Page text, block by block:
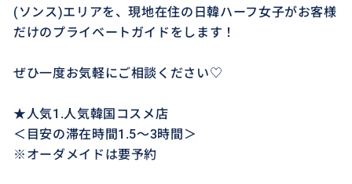
(ソンス)エリアを、現地在住の日韓ハーフ女子がお客様
だけのプライベートガイドをします！
ぜひ一度お気軽にご相談ください♡
★人気1.人気韓国コスメ店
＜目安の滞在時間1.5〜3時間＞
※オーダメイドは要予約